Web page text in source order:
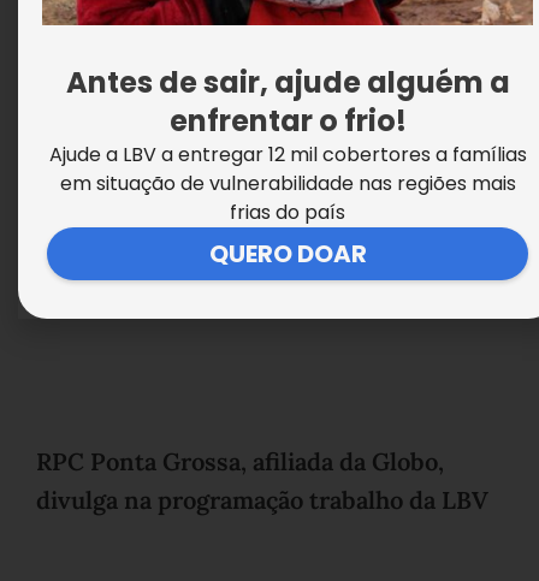
RPC Ponta Grossa, afiliada da Globo,
divulga na programação trabalho da LBV
Antes de sair, ajude alguém a
enfrentar o frio!
Ajude a LBV a entregar 12 mil cobertores a famílias
em situação de vulnerabilidade nas regiões mais
frias do país
QUERO DOAR